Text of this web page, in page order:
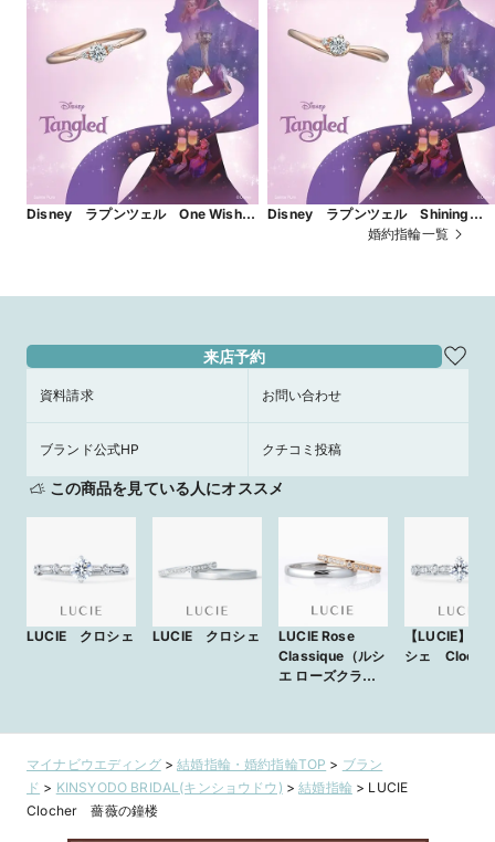
Disney ラプンツェル One Wish
Disney ラプンツェル Shining
World ～輝く世界～婚約指輪一覧
来店予約
資料請求 お問い合わせ
ブランド公式HP クチコミ投稿
この商品を見ている人にオススメ
LUCIE クロシェ LUCIE クロシェ
LUCIE Rose
Classique（ルシ
エ ローズクラ
シェ） ～
【LUCIE】ク
シェ Clocher
マイナビウエディング>結婚指輪・婚約指輪TOP > ブラン
ド > KINSYODO BRIDAL(キンショウドウ) >結婚指輪 > LUCIE
Clocher 薔薇の鐘楼